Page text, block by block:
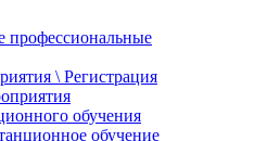
профессиональные
\ Регистрация
обучения
обучение